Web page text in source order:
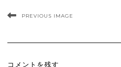
PREVIOUS IMAGE
コメントを残す